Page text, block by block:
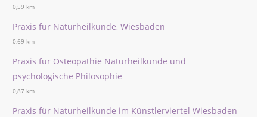
0,59 km
Praxis für Naturheilkunde, Wiesbaden
0,69 km
Praxis für Osteopathie Naturheilkunde und
psychologische Philosophie
0,87 km
Praxis für Naturheilkunde im Künstlerviertel Wiesbaden